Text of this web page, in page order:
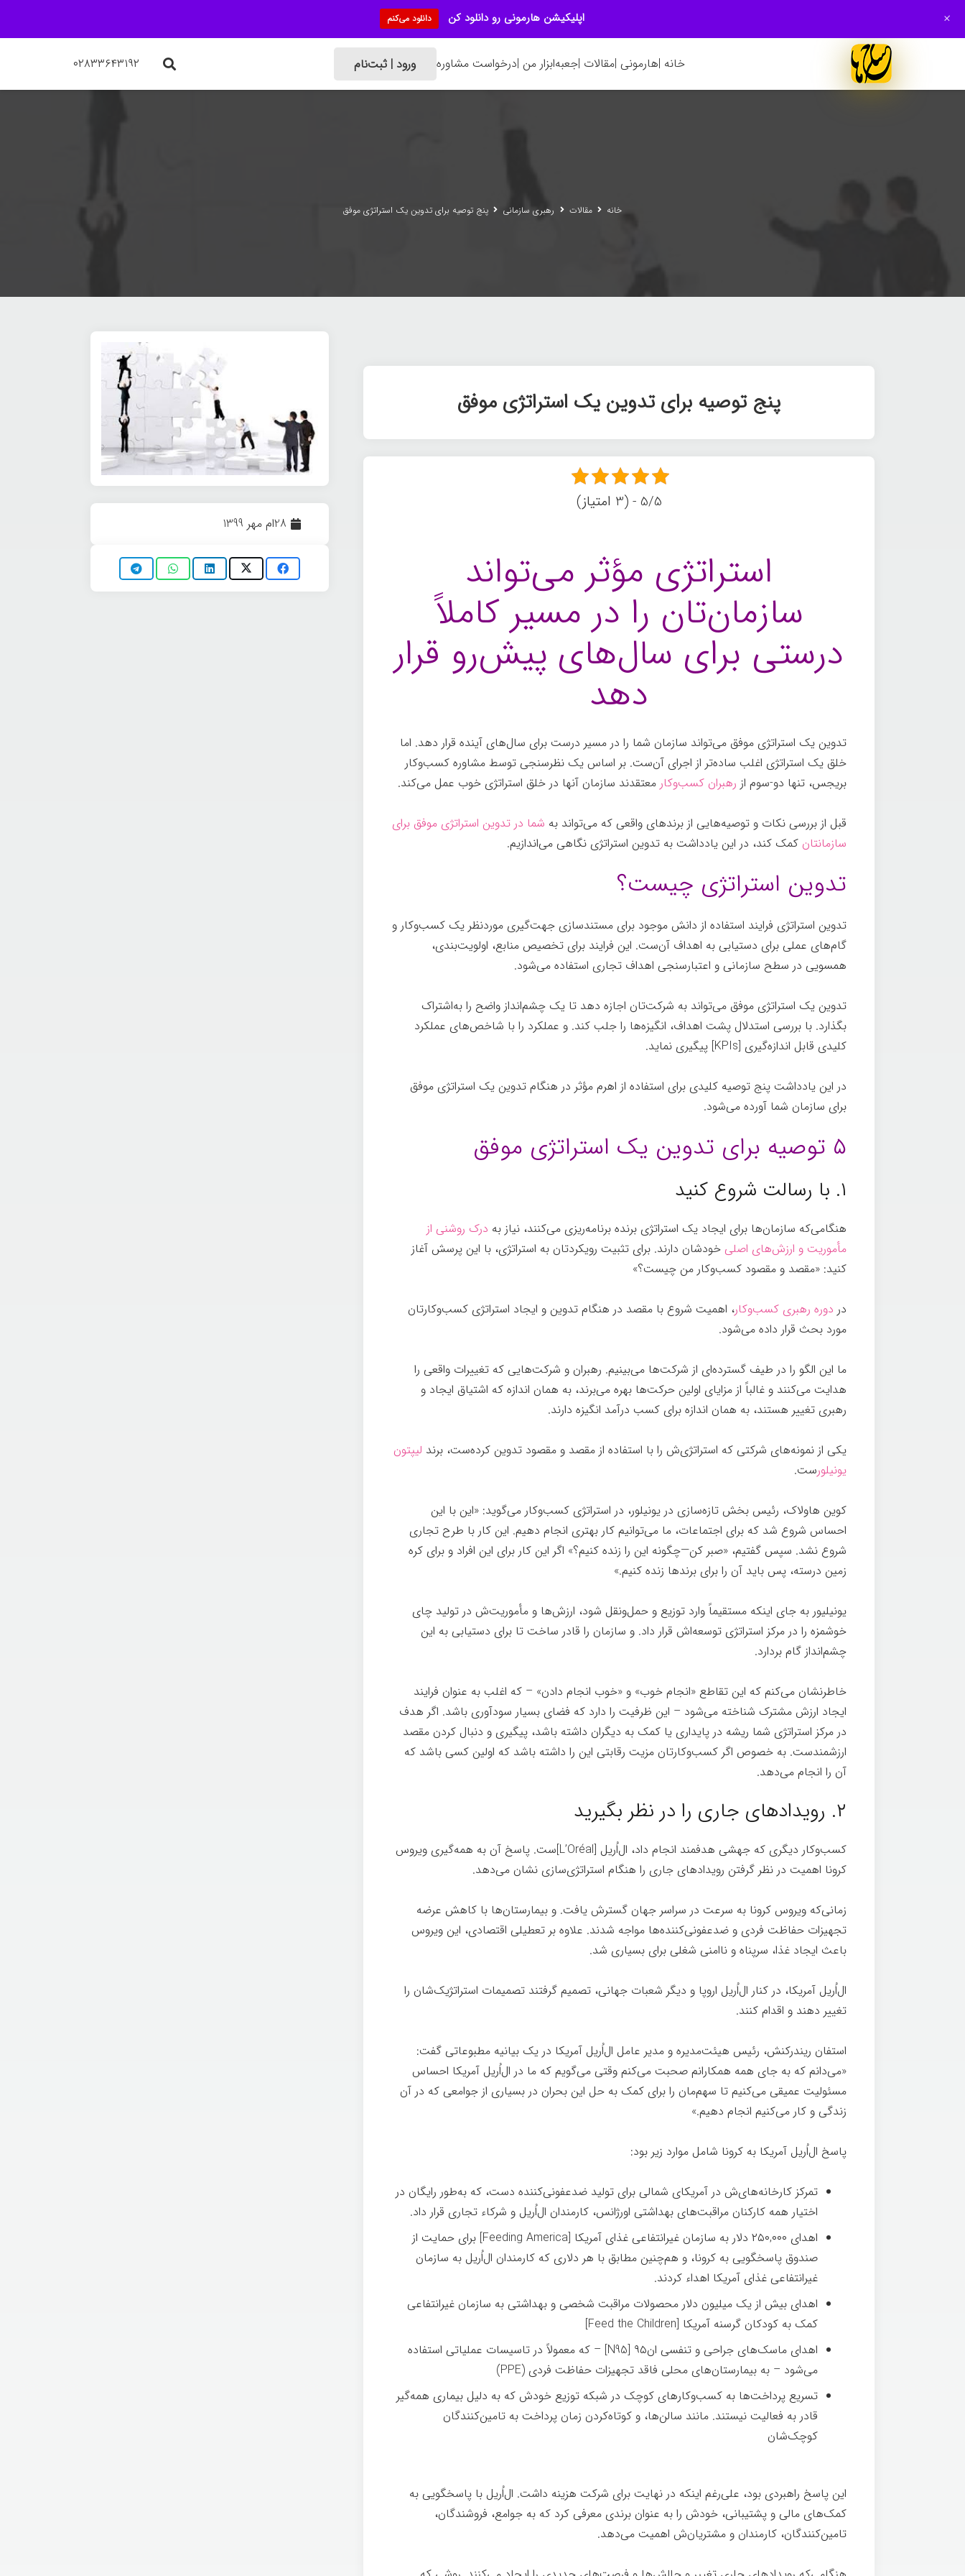
خانه |هارمونی |مقالات |جعبه‌ابزار من |درخواست مشاوره ورود | ثبت‌نام ۰۲۸۳۳۶۴۳۱۹۲
خانه مقالات رهبری سازمانی پنج توصیه برای تدوین یک استراتژی موفق
پنج توصیه برای تدوین یک استراتژی موفق
5/5 - (3 امتیاز)
استراتژی مؤثر می‌تواند
سازمان‌تان را در مسیر کاملاً
درستی برای سال‌های پیش‌رو قرار
دهد
تدوین یک استراتژی موفق می‌تواند سازمان شما را در مسیر درست برای سال‌های آینده قرار دهد. اما
خلق یک استراتژی اغلب ساده‌تر از اجرای آن‌ست. بر اساس یک نظرسنجی توسط مشاوره کسب‌وکار
بریجس، تنها دو-سوم از رهبران کسب‌وکار معتقدند سازمان آنها در خلق استراتژی خوب عمل می‌کند.
قبل از بررسی نکات و توصیه‌هایی از برندهای واقعی که می‌تواند به شما در تدوین استراتژی موفق برای
سازمانتان کمک کند، در این یادداشت به تدوین استراتژی نگاهی می‌اندازیم.
تدوین استراتژی چیست؟
تدوین استراتژی فرایند استفاده از دانش موجود برای مستندسازی جهت‌گیری موردنظر یک کسب‌وکار و
گام‌های عملی برای دستیابی به اهداف آن‌ست. این فرایند برای تخصیص منابع، اولویت‌بندی،
همسویی در سطح سازمانی و اعتبارسنجی اهداف تجاری استفاده می‌شود.
تدوین یک استراتژی موفق می‌تواند به شرکت‌تان اجازه دهد تا یک چشم‌انداز واضح را به‌اشتراک
بگذارد. با بررسی استدلال پشت اهداف، انگیزه‌ها را جلب کند. و عملکرد را با شاخص‌های عملکرد
کلیدی قابل اندازه‌گیری [KPIs] پیگیری نماید.
در این یادداشت پنج توصیه کلیدی برای استفاده از اهرم مؤثر در هنگام تدوین یک استراتژی موفق
برای سازمان شما آورده می‌شود.
۵ توصیه برای تدوین یک استراتژی موفق
۱. با رسالت شروع کنید
هنگامی‌که سازمان‌ها برای ایجاد یک استراتژی برنده برنامه‌ریزی می‌کنند، نیاز به درک روشنی از
مأموریت و ارزش‌های اصلی خودشان دارند. برای تثبیت رویکردتان به استراتژی، با این پرسش آغاز
کنید: «مقصد و مقصود کسب‌وکار من چیست؟»
در دوره رهبری کسب‌وکار، اهمیت شروع با مقصد در هنگام تدوین و ایجاد استراتژی کسب‌وکارتان
مورد بحث قرار داده می‌شود.
ما این الگو را در طیف گسترده‌ای از شرکت‌ها می‌بینیم. رهبران و شرکت‌هایی که تغییرات واقعی را
هدایت می‌کنند و غالباً از مزایای اولین حرکت‌ها بهره می‌برند، به همان اندازه که اشتیاق ایجاد و
رهبری تغییر هستند، به همان اندازه برای کسب درآمد انگیزه دارند.
یکی از نمونه‌های شرکتی که استراتژی‌ش را با استفاده از مقصد و مقصود تدوین کرده‌ست، برند لیپتون
یونیلورست.
کوین هاولاک، رئیس بخش تازه‌سازی در یونیلور، در استراتژی کسب‌وکار می‌گوید: «این با این
احساس شروع شد که برای اجتماعات، ما می‌توانیم کار بهتری انجام دهیم. این کار با طرح تجاری
شروع نشد. سپس گفتیم، «صبر کن—چگونه این را زنده کنیم؟» اگر این کار برای این افراد و برای کره
زمین درسته، پس باید آن را برای برندها زنده کنیم.»
یونیلیور به جای اینکه مستقیماً وارد توزیع و حمل‌ونقل شود، ارزش‌ها و مأموریت‌ش در تولید چای
خوشمزه را در مرکز استراتژی توسعه‌اش قرار داد. و سازمان را قادر ساخت تا برای دستیابی به این
چشم‌انداز گام بردارد.
خاطرنشان می‌کنم که این تقاطع «انجام خوب» و «خوب انجام دادن» – که اغلب به عنوان فرایند
ایجاد ارزش مشترک شناخته می‌شود – این ظرفیت را دارد که فضای بسیار سودآوری باشد. اگر هدف
در مرکز استراتژی شما ریشه در پایداری یا کمک به دیگران داشته باشد، پیگیری و دنبال کردن مقصد
ارزشمندست. به خصوص اگر کسب‌وکارتان مزیت رقابتی این را داشته باشد که اولین کسی باشد که
آن را انجام می‌دهد.
۲. رویدادهای جاری را در نظر بگیرید
کسب‌وکار دیگری که جهشی هدفمند انجام داد، ال‌اُریل [L’Oréal]ست. پاسخ آن به همه‌گیری ویروس
کرونا اهمیت در نظر گرفتن رویدادهای جاری را هنگام استراتژی‌سازی نشان می‌دهد.
زمانی‌که ویروس کرونا به سرعت در سراسر جهان گسترش یافت. و بیمارستان‌ها با کاهش عرضه
تجهیزات حفاظت فردی و ضدعفونی‌کننده‌ها مواجه شدند. علاوه بر تعطیلی اقتصادی، این ویروس
باعث ایجاد غذا، سرپناه و ناامنی شغلی برای بسیاری شد.
ال‌اُریل آمریکا، در کنار ال‌اُریل اروپا و دیگر شعبات جهانی، تصمیم گرفتند تصمیمات استراتژیک‌شان را
تغییر دهند و اقدام کنند.
استفان ریندرکنش، رئیس هیئت‌مدیره و مدیر عامل ال‌اُریل آمریکا در یک بیانیه مطبوعاتی گفت:
«می‌دانم که به جای همه همکارانم صحبت می‌کنم وقتی می‌گویم که ما در ال‌اُریل آمریکا احساس
مسئولیت عمیقی می‌کنیم تا سهم‌مان را برای کمک به حل این بحران در بسیاری از جوامعی که در آن
زندگی و کار می‌کنیم انجام دهیم.»
پاسخ ال‌اُریل آمریکا به کرونا شامل موارد زیر بود:
تمرکز کارخانه‌های‌ش در آمریکای شمالی برای تولید ضدعفونی‌کننده دست، که به‌طور رایگان در
اختیار همه کارکنان مراقبت‌های بهداشتی اورژانس، کارمندان ال‌اُریل و شرکاء تجاری قرار داد.
اهدای ۲۵۰,۰۰۰ دلار به سازمان غیرانتفاعی غذای آمریکا [Feeding America] برای حمایت از
صندوق پاسخگویی به کرونا، و هم‌چنین مطابق با هر دلاری که کارمندان ال‌اُریل به سازمان
غیرانتفاعی غذای آمریکا اهداء کردند.
اهدای بیش از یک میلیون دلار محصولات مراقبت شخصی و بهداشتی به سازمان غیرانتفاعی
کمک به کودکان گرسنه آمریکا [Feed the Children]
اهدای ماسک‌های جراحی و تنفسی ان‌۹۵ [N95] – که معمولاً در تاسیسات عملیاتی استفاده
می‌شود – به بیمارستان‌های محلی فاقد تجهیزات حفاظت فردی (PPE)
تسریع پرداخت‌ها به کسب‌وکارهای کوچک در شبکه توزیع خودش که به دلیل بیماری همه‌گیر
قادر به فعالیت نیستند. مانند سالن‌ها، و کوتاه‌کردن زمان پرداخت به تامین‌کنندگان
کوچک‌شان
این پاسخ راهبردی بود، علی‌رغم اینکه در نهایت برای شرکت هزینه داشت. ال‌اُریل با پاسخگویی به
کمک‌های مالی و پشتیبانی، خودش را به عنوان برندی معرفی کرد که به جوامع، فروشندگان،
تامین‌کنندگان، کارمندان و مشتریان‌ش اهمیت می‌دهد.
28ام مهر 1399
اپلیکیشن هارمونی رو دانلود کن دانلود می‌کنم +